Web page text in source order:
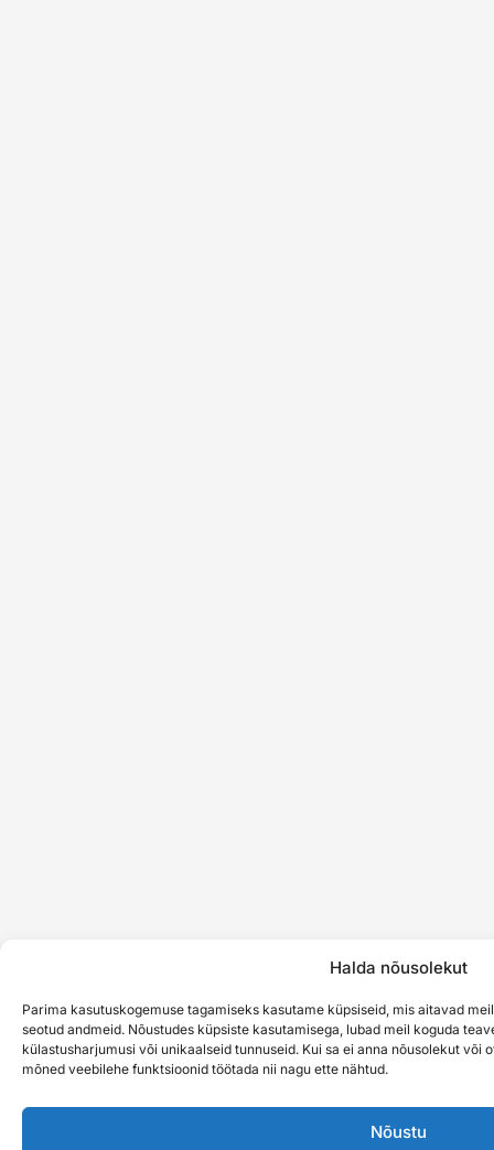
Halda nõusolekut
Parima kasutuskogemuse tagamiseks kasutame küpsiseid, mis aitavad
seotud andmeid. Nõustudes küpsiste kasutamisega, lubad meil koguda
külastusharjumusi või unikaalseid tunnuseid. Kui sa ei anna nõusolekut või
mõned veebilehe funktsioonid töötada nii nagu ette nähtud.
Nõustu